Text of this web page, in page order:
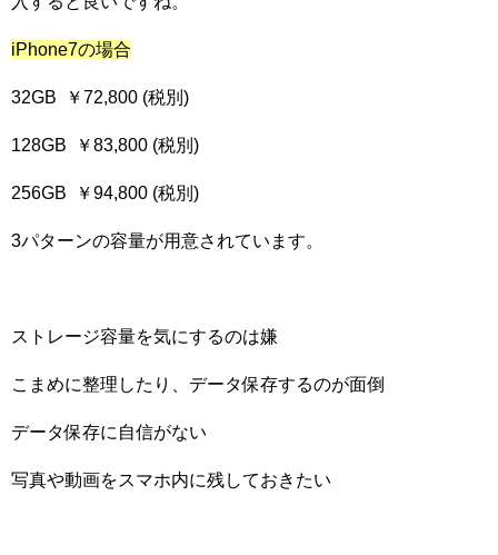
iPhone7の場合
32GB ￥72,800 (税別)
128GB ￥83,800 (税別)
256GB ￥94,800 (税別)
3パターンの容量が用意されています。
ストレージ容量を気にするのは嫌
こまめに整理したり、データ保存するのが面倒
データ保存に自信がない
写真や動画をスマホ内に残しておきたい